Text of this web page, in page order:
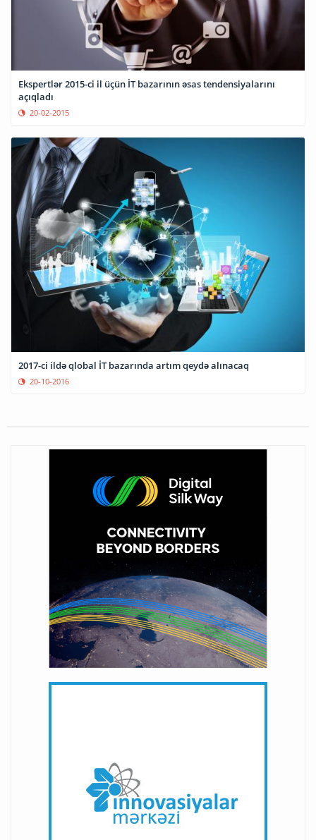
Ekspertlər 2015-ci il üçün İT bazarının əsas tendensiyalarını
açıqladı
20-02-2015
2017-ci ildə qlobal İT bazarında artım qeydə alınacaq
20-10-2016